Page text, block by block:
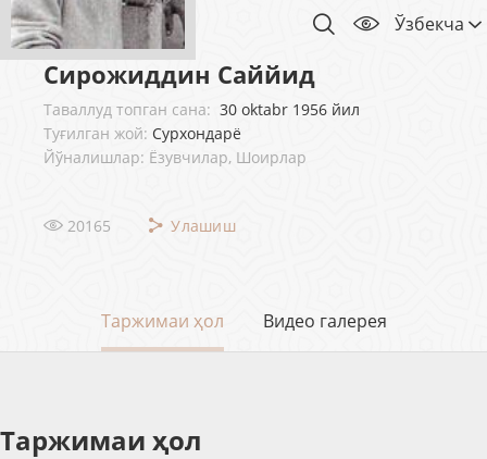
Ўзбекча
Сирожиддин Саййид
Таваллуд топган сана: 30 oktabr 1956 йил
Туғилган жой: Сурхондарё
Йўналишлар: Ёзувчилар, Шоирлар
20165 Улашиш
Таржимаи ҳол Видео галерея
Таржимаи ҳол